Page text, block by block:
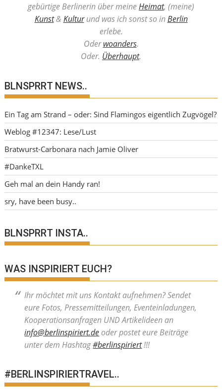
gebürtige Berlinerin über meineHeimat, (meine)
Kunst& Kulturund was ich sonst so inBerlin
erlebe.
Oderwoanders.
Oder. Überhaupt.
BLNSPRRT NEWS..
Ein Tag am Strand – oder: Sind Flamingos eigentlich Zugvögel?
Weblog #12347: Lese/Lust
Bratwurst-Carbonara nach Jamie Oliver
#DankeTXL
Geh mal an dein Handy ran!
sry, have been busy..
BLNSPRRT INSTA..
WAS INSPIRIERT EUCH?
Ihr möchtet mit uns Kontakt aufnehmen? Sendet
eure Fotos, Pressemitteilungen, Eventeinladungen,
Kooperationsanfragen UND Artikelideen an
info@berlinspiriert.deoder postet eure Beiträge
unter dem Hashtag#berlinspiriert!!!
#BERLINSPIRIERTRAVEL..